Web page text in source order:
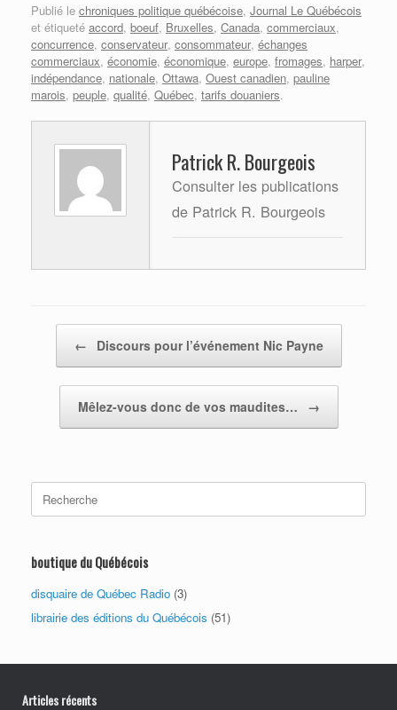
Publié le chroniques politique québécoise, Journal Le Québécois
et étiqueté accord, boeuf, Bruxelles, Canada, commerciaux,
concurrence, conservateur, consommateur, échanges
commerciaux, économie, économique, europe, fromages, harper,
indépendance, nationale, Ottawa, Ouest canadien, pauline
marois, peuple, qualité, Québec, tarifs douaniers.
Patrick R. Bourgeois
Consulter les publications
de Patrick R. Bourgeois
← Discours pour l’événement Nic Payne
Mêlez-vous donc de vos maudites… →
Search
for:
boutique du Québécois
disquaire de Québec Radio (3)
librairie des éditions du Québécois (51)
Articles récents